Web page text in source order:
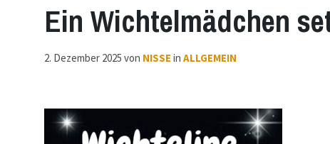
Ein Wichtelmädchen
2. Dezember 2025 von NISSE in ALLGEMEIN